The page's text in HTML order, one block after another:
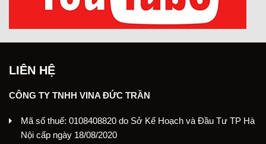
LIÊN HỆ
CÔNG TY TNHH VINA ĐỨC TRẦN
Mã số thuế: 0108408820 do Sở Kế Hoạch và Đầu Tư TP Hà
Nội cấp ngày 18/08/2020